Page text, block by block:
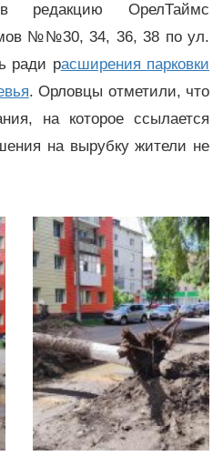
редакцию ОрелТаймс
№№30, 34, 36, 38 по ул.
ради расширения парковки
. Орловцы отметили, что
на которое ссылается
на вырубку жители не